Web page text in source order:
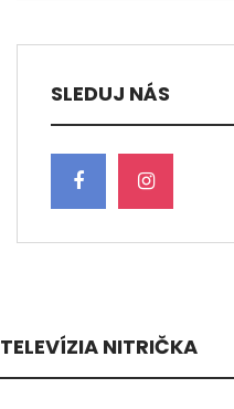
SLEDUJ NÁS
TELEVÍZIA NITRIČKA